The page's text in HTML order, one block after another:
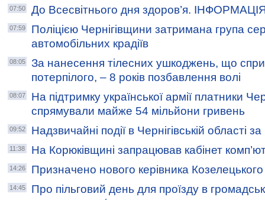
07:50 До Всесвітнього дня здоров’я.
07:59
Поліцією Чернігівщини затримана група
автомобільних крадіїв
08:05
За нанесення тілесних ушкоджень, що
потерпілого, – 8 років позбавлення волі
08:07
На підтримку української армії платники
спрямували майже 54 мільйони гривень
09:52 Надзвичайні події в Чернігівській області
11:38 На Корюківщині запрацював кабінет
14:26 Призначено нового керівника Козелецького
14:45
Про пільговий день для проїзду в